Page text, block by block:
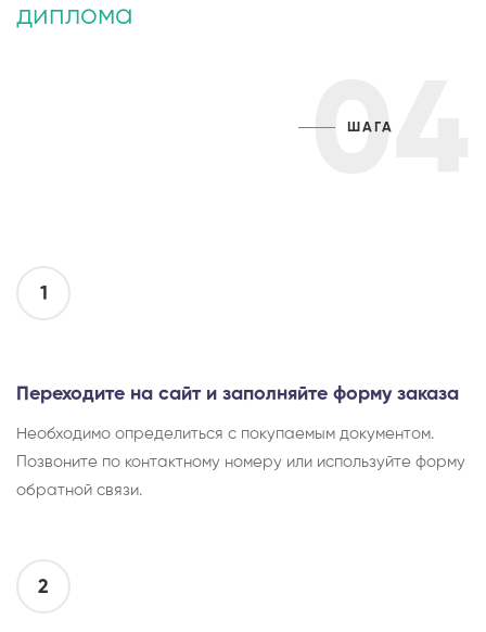
диплома
04
ШАГА
1
Переходите на сайт и заполняйте форму заказа
Необходимо определиться с покупаемым документом.
Позвоните по контактному номеру или используйте форму
обратной связи.
2